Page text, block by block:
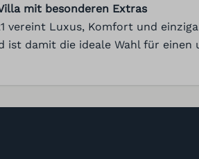
Trocknen
mit besonderen Extras
vereint Luxus, Komfort und
ist damit die ideale Wahl für einen